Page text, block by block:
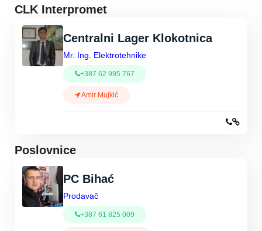
CLK Interpromet
Centralni Lager Klokotnica
Mr. Ing. Elektrotehnike
+387 62 995 767
Amir Mujkić
Poslovnice
PC Bihać
Prodavač
+387 61 825 009